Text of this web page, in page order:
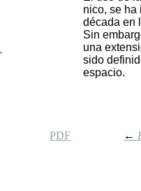
ni­co, se ha
dé­ca­da en­
Sin
una
si­do
es­pa­cio.
PDF ←